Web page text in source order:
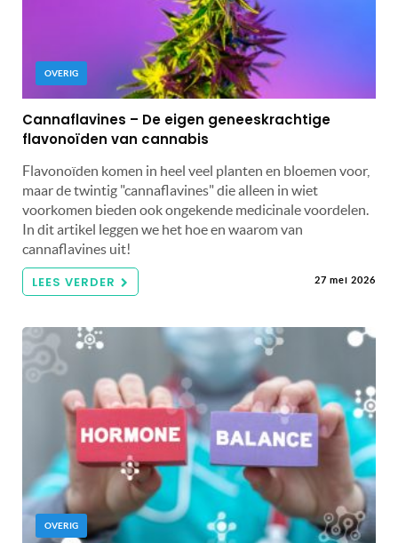
OVERIG
Cannaflavines – De eigen geneeskrachtige
flavonoïden van cannabis
Flavonoïden komen in heel veel planten en bloemen voor,
maar de twintig "cannaflavines" die alleen in wiet
voorkomen bieden ook ongekende medicinale voordelen.
In dit artikel leggen we het hoe en waarom van
cannaflavines uit!
LEES VERDER 27 mei 2026
OVERIG